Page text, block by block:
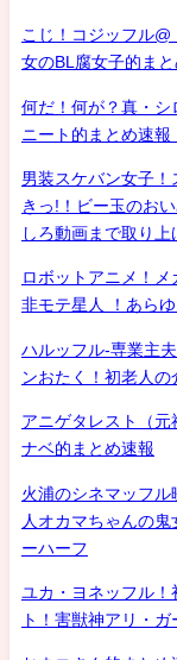
こじ！コジッフル
女のBL腐女子的ま
何だ！何が？真・
ニート的まとめ速報
男装スケバン女子！
きっ!！ビー玉のお
しろ動画まで取り上
ロボットアニメ！メ
非モテ星人 ！あら
ハルッフル-専業主
ンおたく！初老人
アニゲタレスト（
ナベ的まとめ速報
火浦のシネマッフル
人オカマちゃんの
ーハーフ
ユカ・ヨネッフル！
ト！害獣神アリ・